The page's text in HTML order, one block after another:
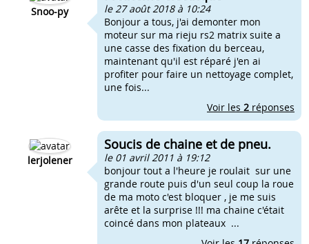
Snoo-py
le 27 août 2018 à 10:24
Bonjour a tous, j'ai demonter mon
moteur sur ma rieju rs2 matrix suite a
une casse des fixation du berceau,
maintenant qu'il est réparé j'en ai
profiter pour faire un nettoyage complet,
une fois...
Voir les 2 réponses
lerjolener
Soucis de chaine et de pneu.
le 01 avril 2011 à 19:12
bonjour tout a l'heure je roulait sur une
grande route puis d'un seul coup la roue
de ma moto c'est bloquer , je me suis
arête et la surprise !!! ma chaine c'était
coincé dans mon plateaux ...